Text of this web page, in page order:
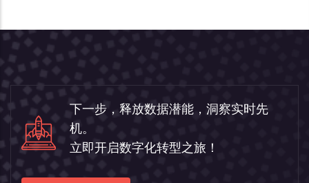
下一步，释放数据潜能，洞察实时先
机。
立即开启数字化转型之旅！